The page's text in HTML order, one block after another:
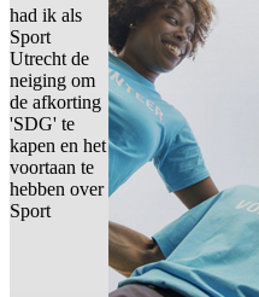
had ik als
Sport
Utrecht de
neiging om
de afkorting
'SDG' te
kapen en het
voortaan te
hebben over
Sport